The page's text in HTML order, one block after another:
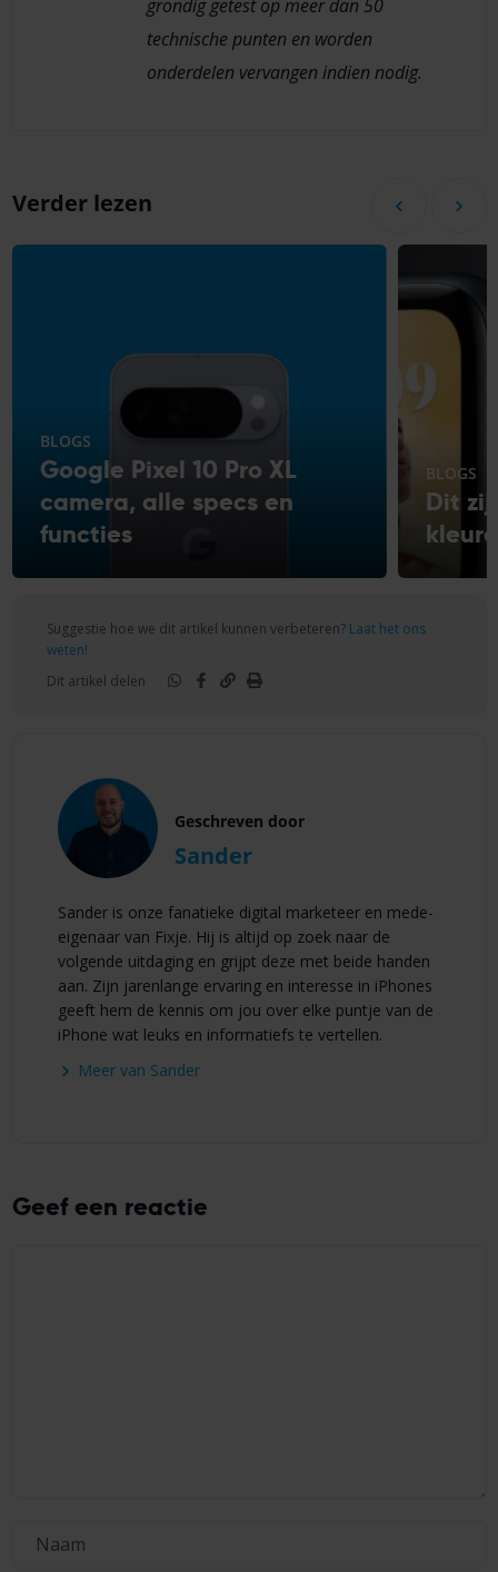
grondig getest op meer dan 50
technische punten en worden
onderdelen vervangen indien nodig.
Verder lezen
BLOGS
Google Pixel 10 Pro XL
camera, alle specs en
functies
BLOGS
Dit
Suggestie hoe we dit artikel kunnen verbeteren? Laat het ons
weten!
Dit artikel delen
Geschreven door
Sander
Sander is onze fanatieke digital marketeer en mede-
eigenaar van Fixje. Hij is altijd op zoek naar de
volgende uitdaging en grijpt deze met beide handen
aan. Zijn jarenlange ervaring en interesse in iPhones
geeft hem de kennis om jou over elke puntje van de
iPhone wat leuks en informatiefs te vertellen.
Meer van Sander
Geef een reactie